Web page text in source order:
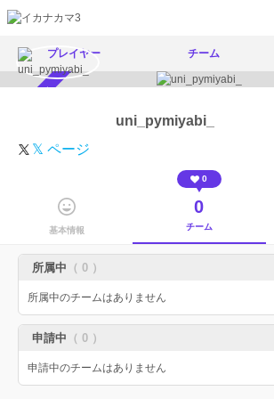
プレイヤー チーム
uni_pymiyabi_
𝕏 ページ
基本情報
0
0
チーム
所属中 （ 0 ）
所属中のチームはありません
申請中 （ 0 ）
申請中のチームはありません